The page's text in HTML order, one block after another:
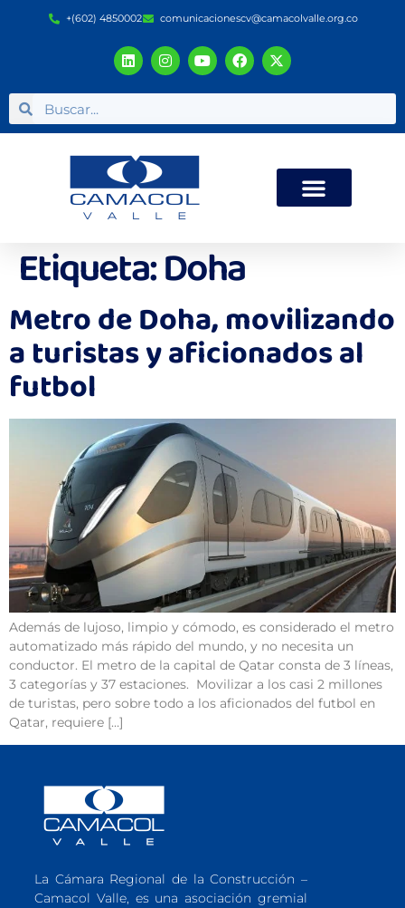
+(602) 4850002 comunicacionescv@camacolvalle.org.co
Etiqueta:Doha
Metro de Doha, movilizando
a turistas y aficionados al
futbol
Además de lujoso, limpio y cómodo, es considerado el metro
automatizado más rápido del mundo, y no necesita un
conductor. El metro de la capital de Qatar consta de 3 líneas,
3 categorías y 37 estaciones. Movilizar a los casi 2 millones
de turistas, pero sobre todo a los aficionados del futbol en
Qatar, requiere […]
La Cámara Regional de la Construcción –
Camacol Valle, es una asociación gremial